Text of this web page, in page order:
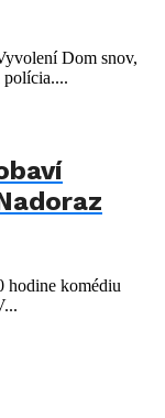
Dom snov,
polícia....
hodine komédiu